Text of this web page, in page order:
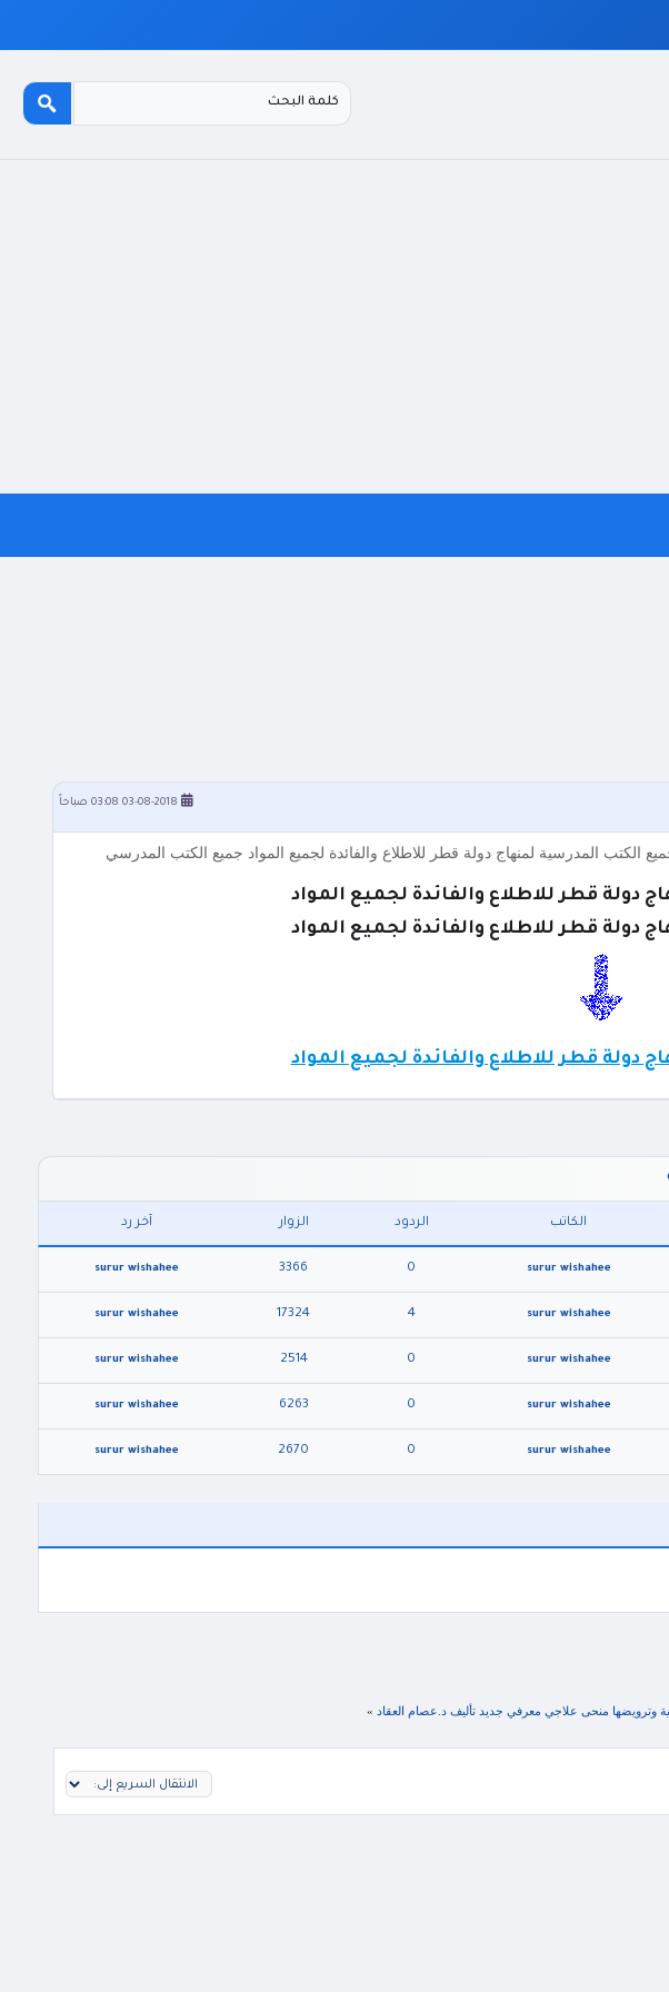
03-08-2018 03:08 صباحاً
الكتب المدرسية لمنهاج دولة قطر للاطلاع والفائدة لجميع المواد جميع الكتب المدرسي
دولة قطر للاطلاع والفائدة لجميع المواد
دولة قطر للاطلاع والفائدة لجميع المواد
دولة قطر للاطلاع والفائدة لجميع المواد
الكاتب الردود الزوار آخر رد
surur wishahee
0
3366
surur wishahee
surur wishahee
4
17324
surur wishahee
surur wishahee
0
2514
surur wishahee
surur wishahee
0
6263
surur wishahee
surur wishahee
0
2670
surur wishahee
وترويضها منحى علاجي معرفي جديد تأليف د.عصام العقاد »